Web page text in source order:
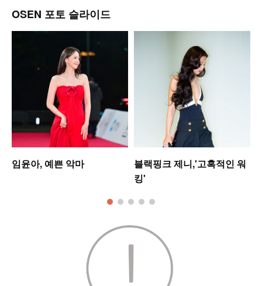
OSEN 포토 슬라이드
임윤아, 예쁜 악마
블랙핑크 제니,'고혹적인 워
킹'